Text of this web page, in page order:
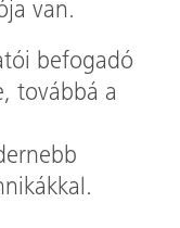
van.
befogadó
továbbá a